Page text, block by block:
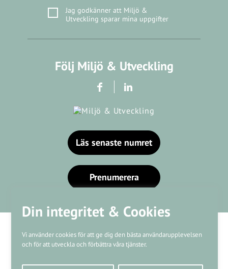
Din integritet & Cookies
Vi använder cookies för att ge dig den bästa användarupplevelsen
och för att utveckla och förbättra våra tjänster.
Jag godkänner att Miljö &
Utveckling sparar mina uppgifter
Följ Miljö & Utveckling
Läs senaste numret
Prenumerera